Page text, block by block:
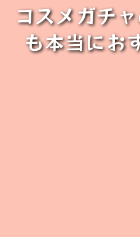
コスメガチ
も本当にお